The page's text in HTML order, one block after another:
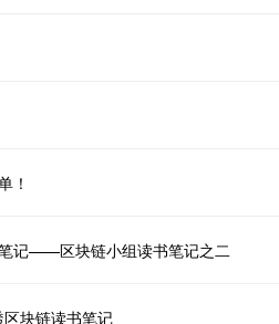
！
记——区块链小组读书笔记之二
块链读书笔记